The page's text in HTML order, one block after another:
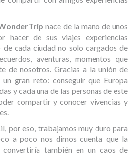
nace de la mano de unos
hacer de sus viajes experiencias
de cada ciudad no solo cargados de
aventuras, momentos que
de nosotros. Gracias a la unión de
gran reto: conseguir que Europa
y cada una de las personas de este
compartir y conocer vivencias y
por eso, trabajamos muy duro para
a poco nos dimos cuenta que la
también en un caos de